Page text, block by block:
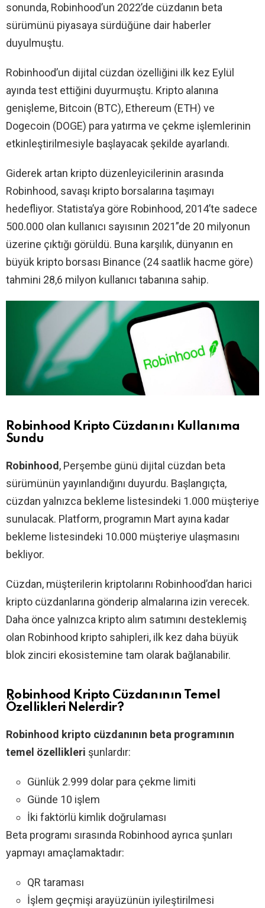
sonunda, Robinhood’un 2022’de cüzdanın beta
sürümünü piyasaya sürdüğüne dair haberler
duyulmuştu.
Robinhood’un dijital cüzdan özelliğini ilk kez Eylül
ayında test ettiğini duyurmuştu. Kripto alanına
genişleme, Bitcoin (BTC), Ethereum (ETH) ve
Dogecoin (DOGE) para yatırma ve çekme işlemlerinin
etkinleştirilmesiyle başlayacak şekilde ayarlandı.
Giderek artan kripto düzenleyicilerinin arasında
Robinhood, savaşı kripto borsalarına taşımayı
hedefliyor. Statista’ya göre Robinhood, 2014’te sadece
500.000 olan kullanıcı sayısının 2021”de 20 milyonun
üzerine çıktığı görüldü. Buna karşılık, dünyanın en
büyük kripto borsası Binance (24 saatlik hacme göre)
tahmini 28,6 milyon kullanıcı tabanına sahip.
Robinhood Kripto Cüzdanını Kullanıma
Sundu
Robinhood , Perşembe günü dijital cüzdan beta
sürümünün yayınlandığını duyurdu. Başlangıçta,
cüzdan yalnızca bekleme listesindeki 1.000 müşteriye
sunulacak. Platform, programın Mart ayına kadar
bekleme listesindeki 10.000 müşteriye ulaşmasını
bekliyor.
Cüzdan, müşterilerin kriptolarını Robinhood’dan harici
kripto cüzdanlarına gönderip almalarına izin verecek.
Daha önce yalnızca kripto alım satımını desteklemiş
olan Robinhood kripto sahipleri, ilk kez daha büyük
blok zinciri ekosistemine tam olarak bağlanabilir.
Robinhood Kripto Cüzdanının Temel
Özellikleri Nelerdir?
Robinhood kripto cüzdanının beta programının
temel özellikleri şunlardır:
Günlük 2.999 dolar para çekme limiti
Günde 10 işlem
İki faktörlü kimlik doğrulaması
Beta programı sırasında Robinhood ayrıca şunları
yapmayı amaçlamaktadır:
QR taraması
İşlem geçmişi arayüzünün iyileştirilmesi